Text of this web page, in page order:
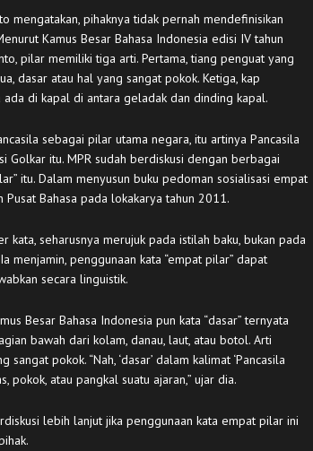
mengatakan, pihaknya tidak pernah mendefinisikan
Kamus Besar Bahasa Indonesia edisi IV tahun
pilar memiliki tiga arti. Pertama, tiang penguat yang
dasar atau hal yang sangat pokok. Ketiga, kap
di kapal di antara geladak dan dinding kapal.
sebagai pilar utama negara, itu artinya Pancasila
Golkar itu. MPR sudah berdiskusi dengan berbagai
itu. Dalam menyusun buku pedoman sosialisasi empat
Bahasa pada lokakarya tahun 2011.
kata, seharusnya merujuk pada istilah baku, bukan pada
menjamin, penggunaan kata “empat pilar” dapat
secara linguistik.
Besar Bahasa Indonesia pun kata “dasar” ternyata
bawah dari kolam, danau, laut, atau botol. Arti
pokok. “Nah, ‘dasar’ dalam kalimat ‘Pancasila
pokok, atau pangkal suatu ajaran,” ujar dia.
lebih lanjut jika penggunaan kata empat pilar ini